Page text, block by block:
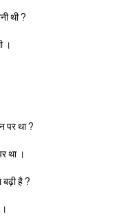
थी ?
।
पर था ?
था ।
बढ़ी है ?
।